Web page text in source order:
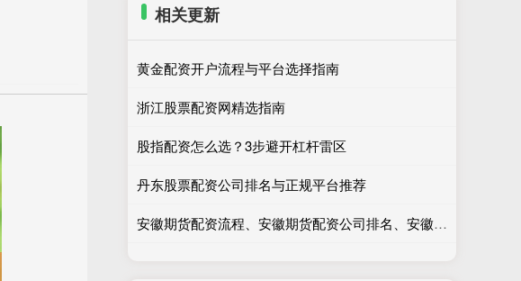
相关更新
黄金配资开户流程与平台选择指南
浙江股票配资网精选指南
股指配资怎么选？3步避开杠杆雷区
丹东股票配资公司排名与正规平台推荐
安徽期货配资流程、安徽期货配资公司排名、安徽期货配资注意事项